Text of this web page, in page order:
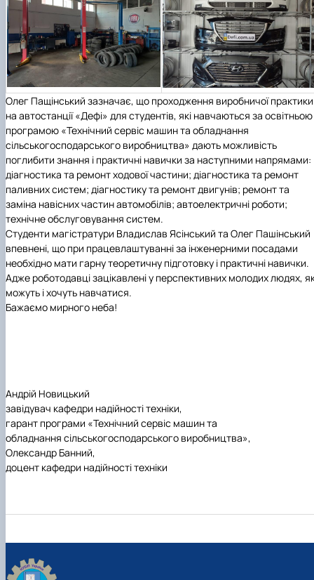
Олег Пащінський зазначає, що проходження виробничої практики
на автостанції «Дефі» для студентів, які навчаються за освітньою
програмою «Технічний сервіс машин та обладнання
сільськогосподарського виробництва» дають можливість
поглибити знання і практичні навички за наступними напрямами:
діагностика та ремонт ходової частини; діагностика та ремонт
паливних систем; діагностику та ремонт двигунів; ремонт та
заміна навісних частин автомобілів; автоелектричні роботи;
технічне обслуговування систем.
Студенти магістратури Владислав Ясінський та Олег Пашінський
впевнені, що при працевлаштуванні за інженерними посадами
необхідно мати гарну теоретичну підготовку і практичні навички.
Адже роботодавці зацікавлені у перспективних молодих людях,
можуть і хочуть навчатися.
Бажаємо мирного неба!
Андрій Новицький
завідувач кафедри надійності техніки,
гарант програми «Технічний сервіс машин та
обладнання сільськогосподарського виробництва»,
Олександр Банний,
доцент кафедри надійності техніки